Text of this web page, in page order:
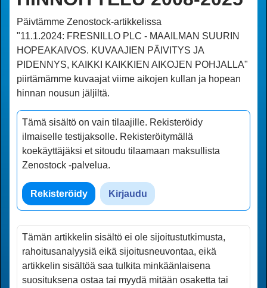
Päivtämme Zenostock-artikkelissa
"11.1.2024: FRESNILLO PLC - MAAILMAN SUURIN
HOPEAKAIVOS. KUVAAJIEN PÄIVITYS JA
PIDENNYS, KAIKKI KAIKKIEN AIKOJEN POHJALLA"
piirtämämme kuvaajat viime aikojen kullan ja hopean
hinnan nousun jäljiltä.
Tämä sisältö on vain tilaajille. Rekisteröidy
ilmaiselle testijaksolle. Rekisteröitymällä
koekäyttäjäksi et sitoudu tilaamaan maksullista
Zenostock -palvelua.
Rekisteröidy Kirjaudu
Tämän artikkelin sisältö ei ole sijoitustutkimusta,
rahoitusanalyysiä eikä sijoitusneuvontaa, eikä
artikkelin sisältöä saa tulkita minkään­laisena
suosituksena ostaa tai myydä mitään osaketta tai